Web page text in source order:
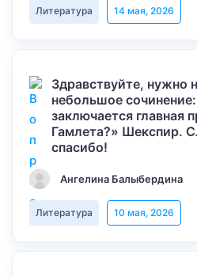
Литература 14 мая, 2026
Здравствуйте, нужно
небольшое
заключается главная
Гамлета?» Шекспир.
спасибо!
Ангелина Балыбердина
Литература 10 мая, 2026